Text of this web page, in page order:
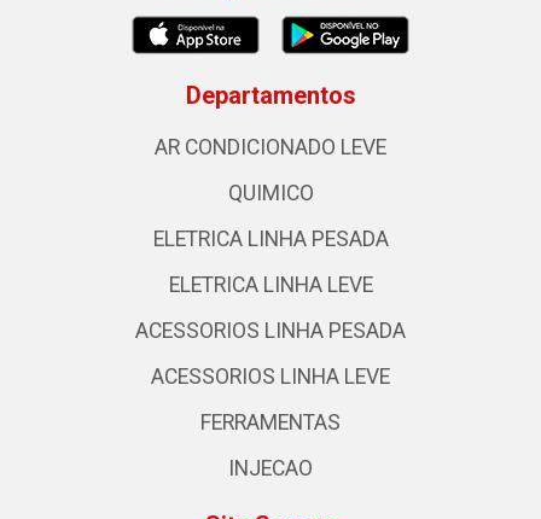
Departamentos
AR CONDICIONADO LEVE
QUIMICO
ELETRICA LINHA PESADA
ELETRICA LINHA LEVE
ACESSORIOS LINHA PESADA
ACESSORIOS LINHA LEVE
FERRAMENTAS
INJECAO